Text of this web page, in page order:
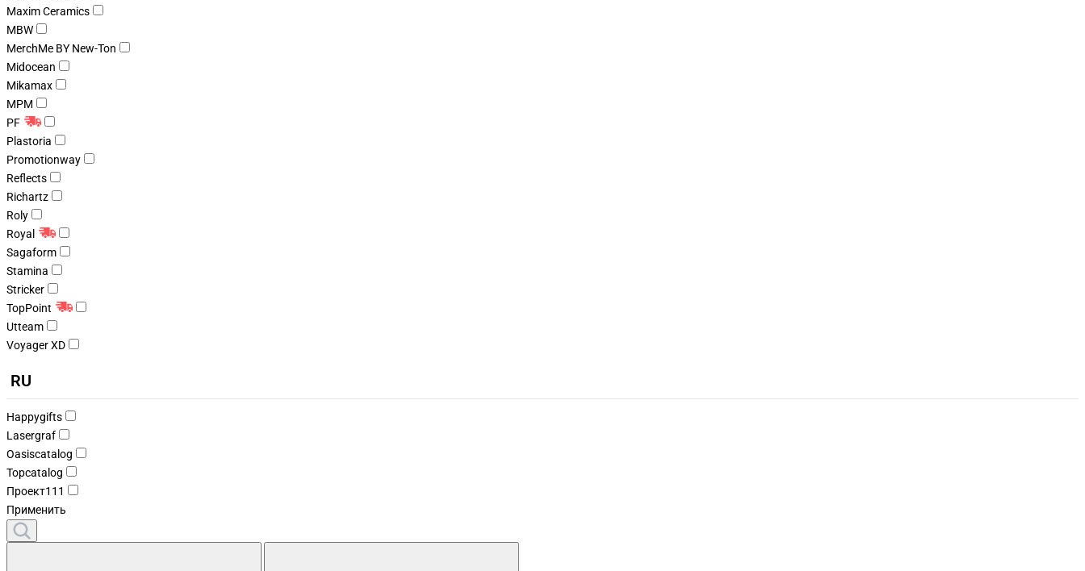
Maxim Ceramics
MBW
MerchMe BY New-Ton
Midocean
Mikamax
MPM
PF
Plastoria
Promotionway
Reflects
Richartz
Roly
Royal
Sagaform
Stamina
Stricker
TopPoint
Utteam
Voyager XD
RU
Happygifts
Lasergraf
Oasiscatalog
Topcatalog
Проект111
Применить